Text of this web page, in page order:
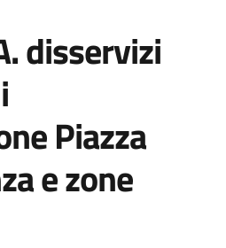
disservizi
Piazza
e zone